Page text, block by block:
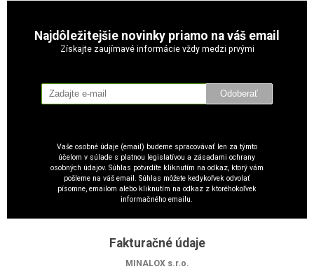
Najdôležitejšie novinky priamo na váš email
Získajte zaujímavé informácie vždy medzi prvými
Odoberať
Vaše osobné údaje (email) budeme spracovávať len za týmto
účelom v súlade s platnou legislatívou a zásadami ochrany
osobných údajov. Súhlas potvrdíte kliknutím na odkaz, ktorý vám
pošleme na váš email. Súhlas môžete kedykoľvek odvolať
písomne, emailom alebo kliknutím na odkaz z ktoréhokoľvek
informačného emailu.
Fakturačné údaje
MINALOX s.r.o.